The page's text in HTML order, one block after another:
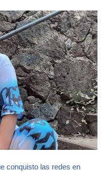
conquisto las redes en